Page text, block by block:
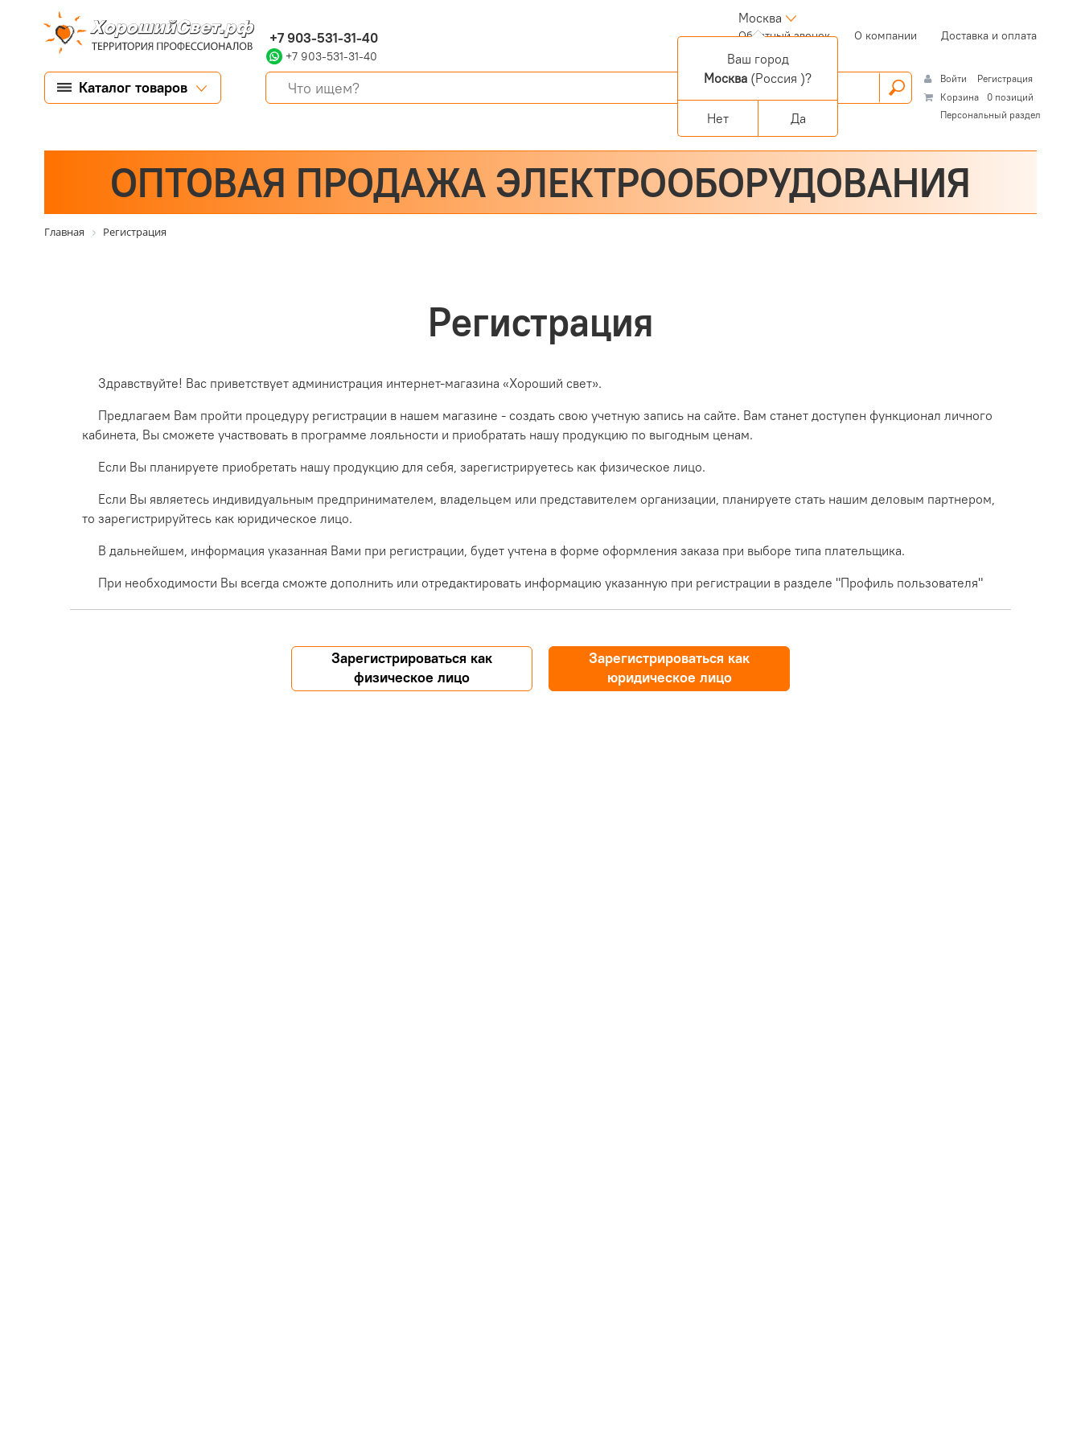
+7 903-531-31-40
+7 903-531-31-40
Москва
Обратный звонок(current)О компании Доставка и оплата
Каталог товаров Войти
Регистрация
Корзина
0 позиций
Персональный раздел
ОПТОВАЯ ПРОДАЖА ЭЛЕКТРООБОРУДОВАНИЯ
Главная Регистрация
Регистрация
Здравствуйте! Вас приветствует администрация интернет-магазина «Хороший свет».
Предлагаем Вам пройти процедуру регистрации в нашем магазине - создать свою учетную запись на сайте. Вам станет доступен функционал личного
кабинета, Вы сможете участвовать в программе лояльности и приобратать нашу продукцию по выгодным ценам.
Если Вы планируете приобретать нашу продукцию для себя, зарегистрируетесь как физическое лицо.
Если Вы являетесь индивидуальным предпринимателем, владельцем или представителем организации, планируете стать нашим деловым партнером,
то зарегистрируйтесь как юридическое лицо.
В дальнейшем, информация указанная Вами при регистрации, будет учтена в форме оформления заказа при выборе типа плательщика.
При необходимости Вы всегда сможте дополнить или отредактировать информацию указанную при регистрации в разделе "Профиль пользователя"
Зарегистрироваться как
физическое лицо
Зарегистрироваться как
юридическое лицо
Ваш город
Москва (Россия )?
Нет Да